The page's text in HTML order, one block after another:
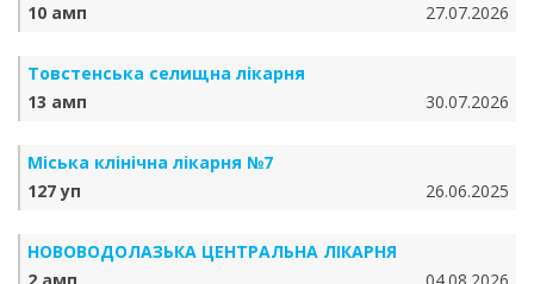
10 амп
27.07.2026
Товстенська селищна лікарня
13 амп
30.07.2026
Міська клінічна лікарня №7
127 уп
26.06.2025
НОВОВОДОЛАЗЬКА ЦЕНТРАЛЬНА ЛІКАРНЯ